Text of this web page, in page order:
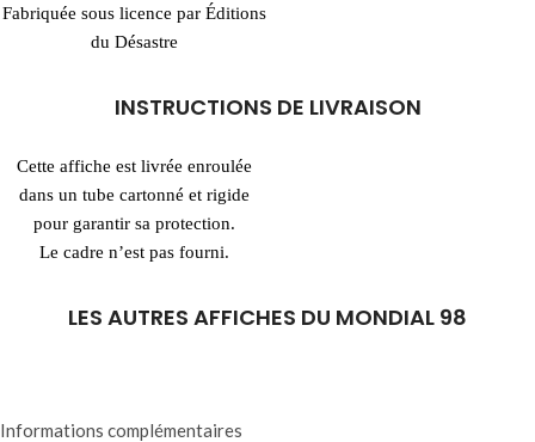
Fabriquée sous licence par Éditions
du Désastre
INSTRUCTIONS DE LIVRAISON
Cette affiche est livrée enroulée
dans un tube cartonné et rigide
pour garantir sa protection.
Le cadre n’est pas fourni.
LES AUTRES AFFICHES DU MONDIAL 98
Informations complémentaires